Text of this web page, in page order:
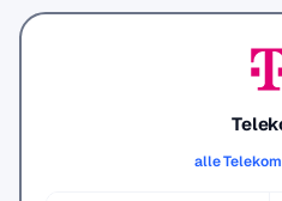
alle